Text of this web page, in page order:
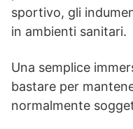
sportivo, gli
in ambienti sanitari.
Una semplice
bastare per
normalmente